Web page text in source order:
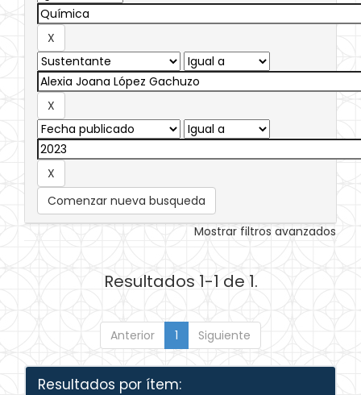
Comenzar nueva busqueda
Mostrar filtros avanzados
Resultados 1-1 de 1.
Anterior 1 Siguiente
Resultados por ítem: